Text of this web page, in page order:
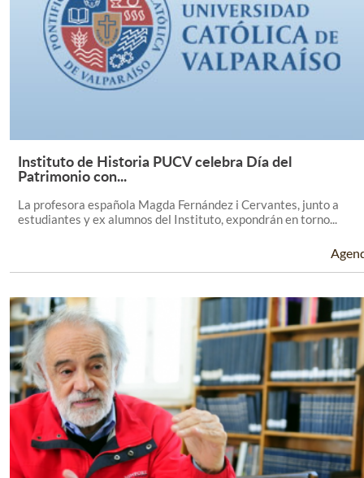
Leer Más +
Instituto de Historia PUCV celebra Día del
Patrimonio con...
La profesora española Magda Fernández i Cervantes, junto a
estudiantes y ex alumnos del Instituto, expondrán en torno...